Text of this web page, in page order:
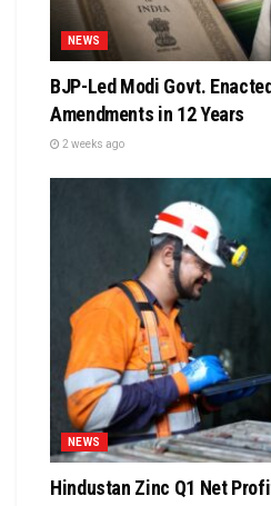
NEWS
BJP-Led Modi Govt.
Amendments in 12 Years
2 weeks ago
NEWS
Hindustan Zinc Q1 Net